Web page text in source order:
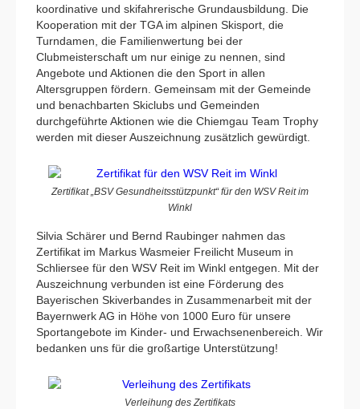
koordinative und skifahrerische Grundausbildung. Die
Kooperation mit der TGA im alpinen Skisport, die
Turndamen, die Familienwertung bei der
Clubmeisterschaft um nur einige zu nennen, sind
Angebote und Aktionen die den Sport in allen
Altersgruppen fördern. Gemeinsam mit der Gemeinde
und benachbarten Skiclubs und Gemeinden
durchgeführte Aktionen wie die Chiemgau Team Trophy
werden mit dieser Auszeichnung zusätzlich gewürdigt.
Zertifikat „BSV Gesundheitsstützpunkt“ für den WSV Reit im
Winkl
Silvia Schärer und Bernd Raubinger nahmen das
Zertifikat im Markus Wasmeier Freilicht Museum in
Schliersee für den WSV Reit im Winkl entgegen. Mit der
Auszeichnung verbunden ist eine Förderung des
Bayerischen Skiverbandes in Zusammenarbeit mit der
Bayernwerk AG in Höhe von 1000 Euro für unsere
Sportangebote im Kinder- und Erwachsenenbereich. Wir
bedanken uns für die großartige Unterstützung!
Verleihung des Zertifikats